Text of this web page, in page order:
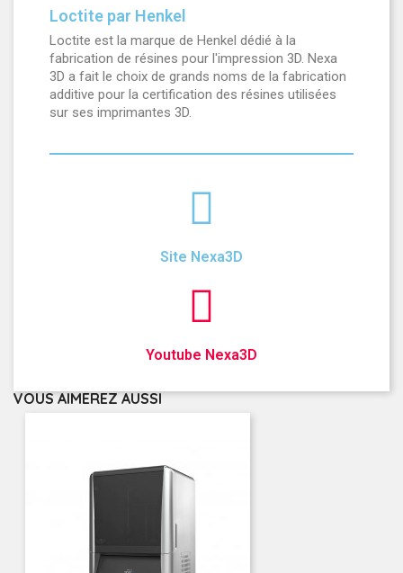
Loctite par Henkel
Loctite est la marque de Henkel dédié à la
fabrication de résines pour l'impression 3D. Nexa
3D a fait le choix de grands noms de la fabrication
additive pour la certification des résines utilisées
sur ses imprimantes 3D.
Site Nexa3D
Youtube Nexa3D
VOUS AIMEREZ AUSSI